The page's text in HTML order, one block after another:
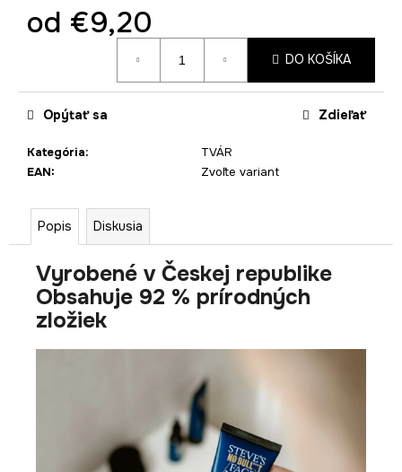
od €9,20
DO KOŠÍKA
Kategória:
TVÁR
EAN: Zvoľte variant
Opýtať sa Zdieľať
Popis Diskusia
Vyrobené v Českej republike
Obsahuje 92 % prírodných
zložiek